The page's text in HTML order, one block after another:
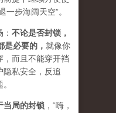
一步海阔天空”。
不论是否封锁，
必要的， 就像你
，而且不能穿开裆
隐私安全，反追
当局的封锁 ，“嗨，